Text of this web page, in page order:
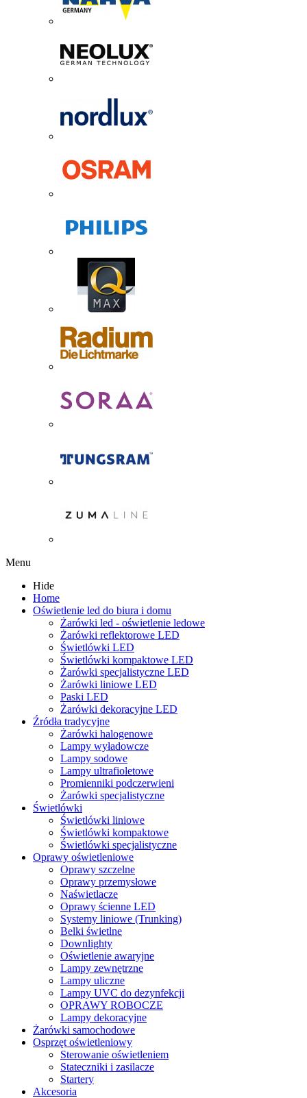
Menu
Hide
Home
Oświetlenie led do biura i domu
Żarówki led - oświetlenie ledowe
Żarówki reflektorowe LED
Świetlówki LED
Świetlówki kompaktowe LED
Żarówki specjalistyczne LED
Żarówki liniowe LED
Paski LED
Żarówki dekoracyjne LED
Źródła tradycyjne
Żarówki halogenowe
Lampy wyładowcze
Lampy sodowe
Lampy ultrafioletowe
Promienniki podczerwieni
Żarówki specjalistyczne
Świetlówki
Świetlówki liniowe
Świetlówki kompaktowe
Świetlówki specjalistyczne
Oprawy oświetleniowe
Oprawy szczelne
Oprawy przemysłowe
Naświetlacze
Oprawy ścienne LED
Systemy liniowe (Trunking)
Belki świetlne
Downlighty
Oświetlenie awaryjne
Lampy zewnętrzne
Lampy uliczne
Lampy UVC do dezynfekcji
OPRAWY ROBOCZE
Lampy dekoracyjne
Żarówki samochodowe
Osprzęt oświetleniowy
Sterowanie oświetleniem
Stateczniki i zasilacze
Startery
Akcesoria